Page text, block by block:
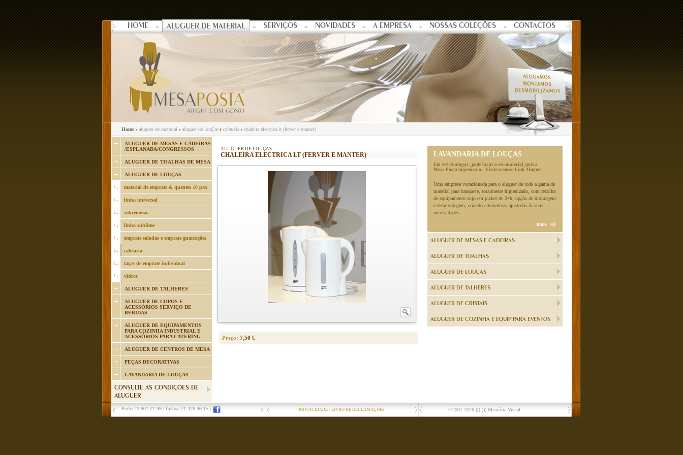
HOME ALUGUER DE MATERIAL SERVIÇOS NOVIDADES A EMPRESA NOSSAS COLEÇÕES CONTACTOS
Home aluguer de material aluguer de louÇas cafetaria chaleira electrica lt (ferver e manter)
ALUGUER DE MESAS E CADEIRAS
/ESPLANADA/CONGRESSOS
ALUGUER DE TOALHAS DE MESA
ALUGUER DE LOUÇAS
material de emprate & quentes 10 pax
linha universal
sobremesas
linha sublime
emprate saladas e emprate guarnições
cafetaria
taças de emprate individual
vidros
ALUGUER DE TALHERES
ALUGUER DE COPOS E
ACESSÓRIOS SERVIÇO DE
BEBIDAS
ALUGUER DE EQUIPAMENTOS
PARA COZINHA INDUSTRIAL E
ACESSÓRIOS PARA CATERING
ALUGUER DE CENTROS DE MESA
PEÇAS DECORATIVAS
LAVANDARIA DE LOUÇAS
CONSULTE AS CONDIÇÕES DE
ALUGUER
ALUGUER DE LOUÇAS
CHALEIRA ELECTRICA LT (FERVER E MANTER)
Preço: 7,50 €
LAVANDARIA DE LOUÇAS
Em vez de alugar , pode lavar o seu material, pois a
Mesa Posta higieniza-o... Visite o nosso Link Aluguer
Uma empresa vocacionada para o aluguer de toda a gama de
material para banquete, totalmente higienizado, com recolha
de equipamento sujo em picket de 24h, opção de montagem
e desmontagem, criando alternativas ajustadas às suas
necessidades.
mais
ALUGUER DE MESAS E CADEIRAS
ALUGUER DE TOALHAS
ALUGUER DE LOUÇAS
ALUGUER DE TALHERES
ALUGUER DE CRISTAIS
ALUGUER DE COZINHA E EQUIP PARA EVENTOS
Porto 22 901 21 99 Lisboa 21 426 46 15 PRIVACIDADE - LIVRO DE RECLAMAÇÕES ©2007-2026 (((:))) Memória Visual